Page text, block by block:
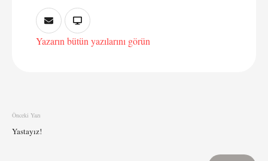
Yazarın bütün yazılarını görün
Önceki Yazı
Yastayız!